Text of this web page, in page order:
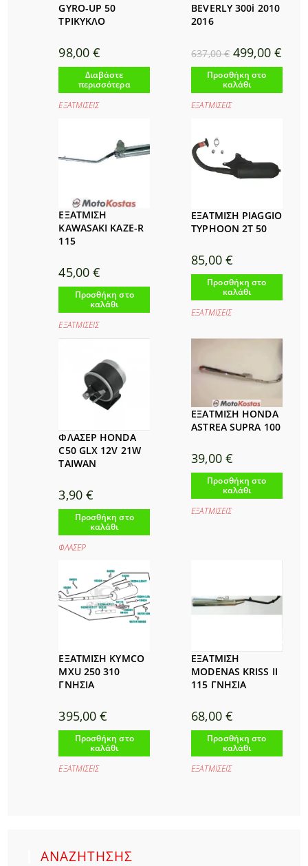
GYRO-UP 50
ΤΡΙΚΥΚΛΟ
98,00€
Διαβάστε
περισσότερα
ΕΞΑΤΜΙΣΕΙΣ
BEVERLY 300i 2010
2016
637,00€ Original
price
was:
637,00 €.
499,00 €Η
τιμή
Προσθήκη στο
καλάθι
ΕΞΑΤΜΙΣΕΙΣ
ΕΞΑΤΜΙΣΗ
KAWASAKI KAZE-R
115
45,00€
Προσθήκη στο
καλάθι
ΕΞΑΤΜΙΣΕΙΣ
ΕΞΑΤΜΙΣΗ PIAGGIO
TYPHOON 2T 50
85,00 €
Προσθήκη στο
καλάθι
ΕΞΑΤΜΙΣΕΙΣ
ΦΛΑΣΕΡ HONDA
C50 GLX 12V 21W
TAIWAN
3,90 €
Προσθήκη στο
καλάθι
ΦΛΑΣΕΡ
ΕΞΑΤΜΙΣΗ HONDA
ASTREA SUPRA 100
39,00 €
Προσθήκη στο
καλάθι
ΕΞΑΤΜΙΣΕΙΣ
ΕΞΑΤΜΙΣΗ KYMCO
MXU 250 310
ΓΝΗΣΙΑ
395,00€
Προσθήκη στο
καλάθι
ΕΞΑΤΜΙΣΕΙΣ
ΕΞΑΤΜΙΣΗ
MODENAS KRISS II
115 ΓΝΗΣΙΑ
68,00 €
Προσθήκη στο
καλάθι
ΕΞΑΤΜΙΣΕΙΣ
ΑΝΑΖΗΤΗΣΗΣ